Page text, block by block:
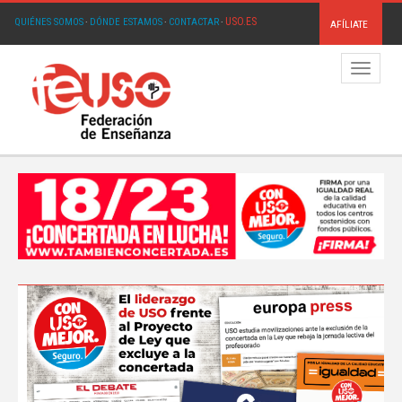
QUIÉNES SOMOS· DÓNDE ESTAMOS· CONTACTAR· USO.ES AFÍLIATE
Menú